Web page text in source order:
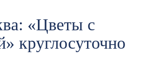
«Цветы c
круглосуточно